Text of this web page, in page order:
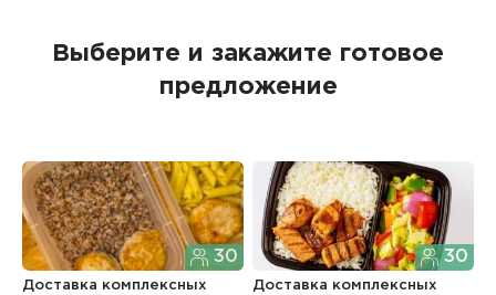
Выберите и закажите готовое
предложение
30
Доставка комплексных
30
Доставка комплексных